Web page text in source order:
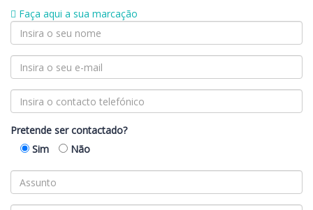
Faça aqui a sua marcação
Pretende ser contactado?
Sim
Não